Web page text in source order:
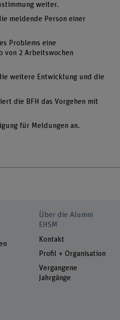
weiter.
meldende Person einer
Problems eine
von 2 Arbeitswochen
weitere Entwicklung und die
die BFH das Vorgehen mit
für Meldungen an.
Über die Alumni
EHSM
Kontakt
Profil + Organisation
Vergangene
Jahrgänge